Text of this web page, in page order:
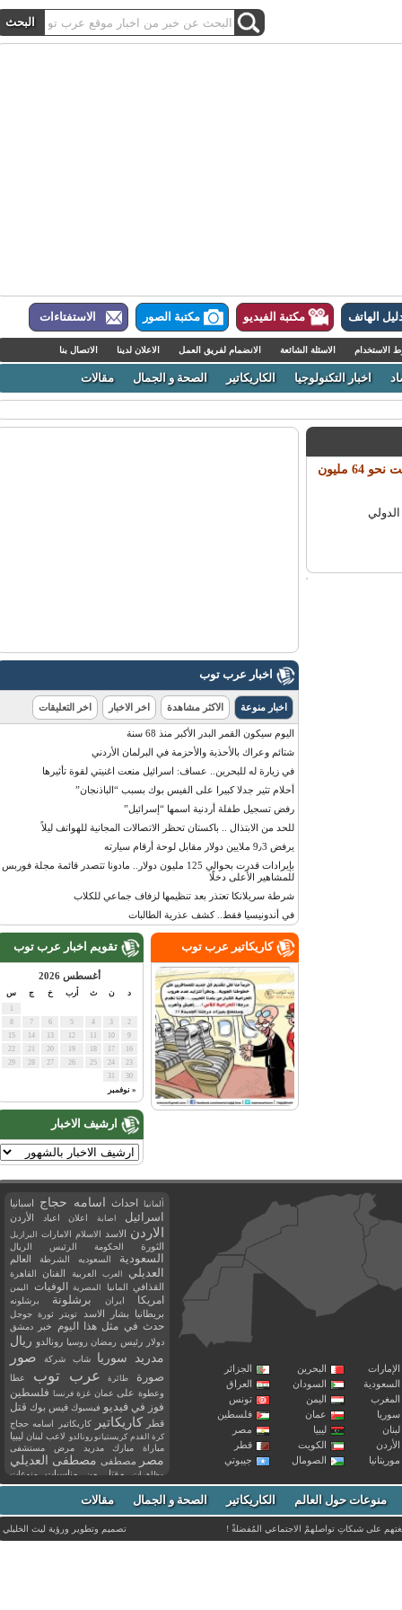
الهاتف مكتبة الفيديو مكتبة الصور الاستفتاءات
الاسئلة الشائعة الانضمام لفريق العمل الاعلان لدينا الاتصال بنا
اخبار التكنولوجيا الكاريكاتير الصحة و الجمال مقالات
كافاني ينضم إلى باريس سان جرمان في صفقة قياسية في فرنسا بلغت نحو 64 مليون
اخبار عرب توب
اخبار منوعة الاكثر مشاهدة اخر الاخبار اخر التعليقات
اليوم سيكون القمر البدر الأكبر منذ 68 سنة
شتائم وعراك بالأحذية والأحزمة في البرلمان الأردني
في زيارة له للبحرين.. عساف: اسرائيل منعت اغنيتي لقوة تأثيرها
أحلام تثير جدلا كبيرا على الفيس بوك بسبب “الباذنجان”
رفض تسجيل طفلة أردنية اسمها “إسرائيل”
للحد من الابتذال .. باكستان تحظر الاتصالات المجانية للهواتف ليلاً
يرفض 9٫3 ملايين دولار مقابل لوحة أرقام سيارته
بإيرادات قدرت بحوالي 125 مليون دولار.. مادونا تتصدر قائمة مجلة فوربس
للمشاهير الأعلى دخلًا
شرطة سريلانكا تعتذر بعد تنظيمها لزفاف جماعي للكلاب
في أندونيسيا فقط.. كشف عذرية الطالبات
تقويم اخبار عرب توب
أغسطس 2026
أرب س
« نوفمبر
ارشيف الاخبار
كاريكاتير عرب توب
البحرين
الجزائر
السودان
العراق
اليمن
تونس
عمان
فلسطين
ليبيا
مصر
الكويت
قطر
الصومال جيبوتي
ألمانيا احداث اسامه حجاج اسبانيا
اسرائيل اصابة اعلان اعياد الأردن
الاردن الاسد الاسلام الامارات البرازيل
الثورة الحكومة الرئيس الريال
السعودية السعوديه الشرطة العالم
العديلي العرب العربية الفنان القاهرة
القذافي المانيا المصرية الوفيات اليمن
امريكا ايران برشلونة برشلونه
بريطانيا بشار الاسد تويتر ثورة جوجل
حدث في مثل هذا اليوم خبر دمشق
دولار رئيس رمضان روسيا رونالدو ريال
مدريد
سوريا شاب شركة صور
صورة طائرة عرب توب
عطا
وعطوة على عمان غزة فرنسا فلسطين
فوز في فيديو فيسبوك فيس بوك قتل
قطر كاريكاتير كاريكاتير اسامه حجاج
كرة القدم كريستيانو رونالدو لاعب لبنان ليبيا
مباراة مبارك مدريد مرض مستشفى
مصر مصطفى مصطفى العديلي
مظاهرات مقتل من مناسبات
منوعات
مواليد
موت ميسي ميلان نادي نشر
وفاة وفيات يوتيوب منوعات حول العالم الكاريكاتير الصحة و الجمال مقالات
على شبكاتِ تواصلهمْ الاجتماعي المُفضلةْ ! تصميم وتطوير ورؤيةليث الخليلي